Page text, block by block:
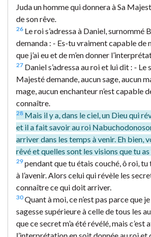
Juda un homme qui donnera à Sa
de son rêve.
26 Le roi s’adressa à Daniel, surnommé
demanda : - Es-tu vraiment capable de
que j’ai eu et de m’en donner
27 Daniel s’adressa au roi et lui dit : - Le
Majesté demande, aucun sage, aucun
mage, aucun enchanteur n’est capable
connaître.
28 Mais il y a, dans le ciel, un Dieu qui
et il a fait savoir au roi
arriver dans les temps à venir. Eh bien,
rêvé et quelles sont les visions que tu
29 pendant que tu étais couché, ô roi, tu
à l’avenir. Alors celui qui révèle les
connaître ce qui doit arriver.
30Quant à moi, ce n’est pas parce que
sagesse supérieure à celle de tous les
que ce secret m’a été révélé, mais c’est
l’interprétation en soit donnée au roi et